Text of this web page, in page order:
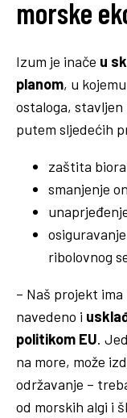
morske
Izum je inače u
planom, u
ostaloga,
putem sljedećih
zaštita
smanjenje
ribolovnog
– Naš projekt
navedeno i
politikom EU.
na more, može
održavanje –
od morskih algi i